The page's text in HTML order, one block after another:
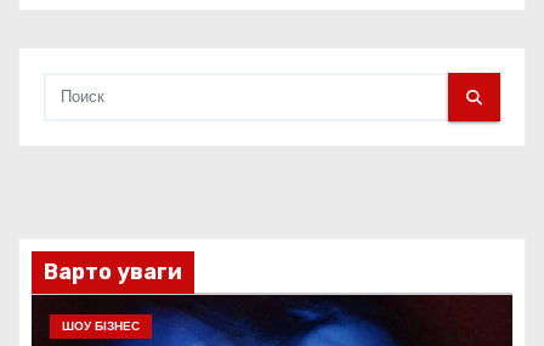
Варто уваги
ШОУ БІЗНЕС